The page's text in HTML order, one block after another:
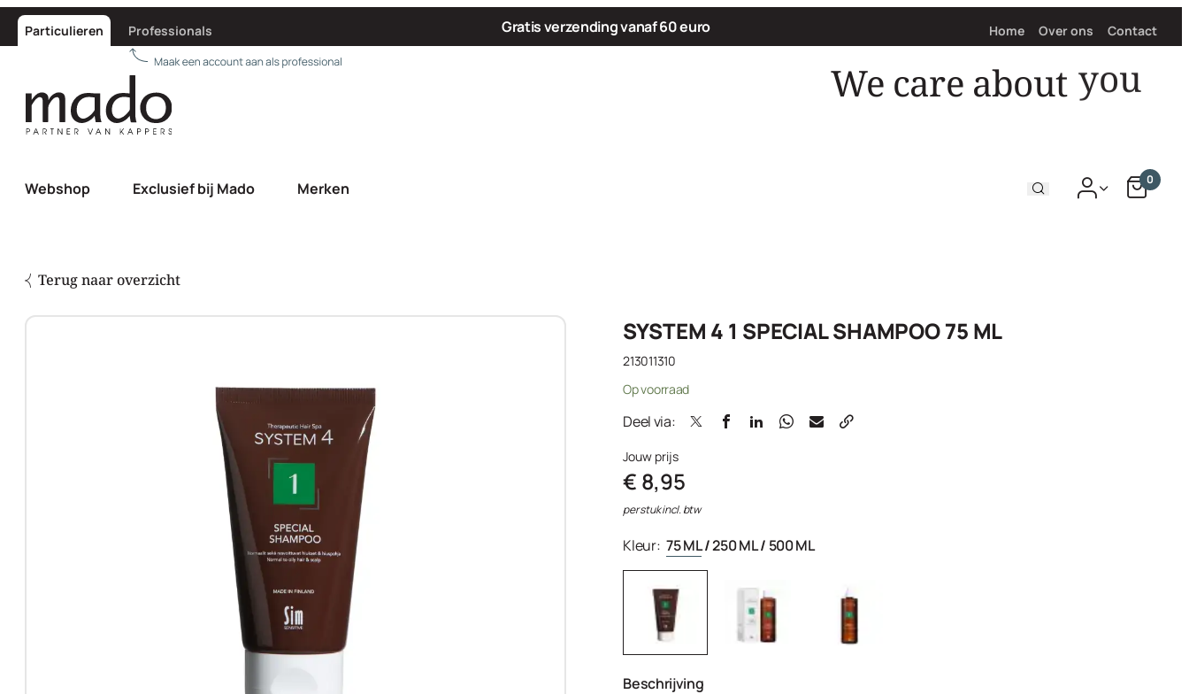
Particulieren Professionals Gratis verzending vanaf 60 euro Home Over ons Contact
We care about you
Webshop Exclusief bij Mado Merken 0
Terug naar overzicht
SYSTEM 4 1 SPECIAL SHAMPOO 75 ML
213011310
Op voorraad
Deel via:
Jouw prijs
€ 8,95
per stuk incl. btw
Kleur: 75 ML/250 ML/ 500 ML
Beschrijving